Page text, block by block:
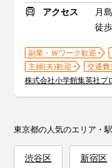
アクセス
月
徒
副業・Ｗワーク歓迎
主婦(夫)歓迎
交通費
株式会社小学館集英社プ
東京都の人気のエリア・
渋谷区 新宿区